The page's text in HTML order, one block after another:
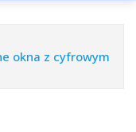
okna z cyfrowym